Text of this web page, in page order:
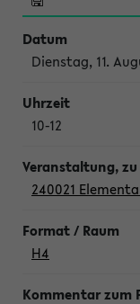
Dienstag, 11.
10-12
240021
H4